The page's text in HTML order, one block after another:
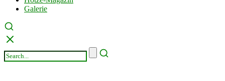
Galerie